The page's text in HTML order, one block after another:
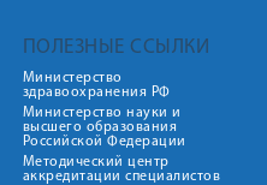
ПОЛЕЗНЫЕ ССЫЛКИ
Министерство
здравоохранения РФ
Министерство науки и
высшего образования
Российской Федерации
Методический центр
аккредитации специалистов